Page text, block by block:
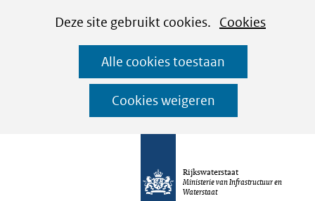
CookiesDeze site gebruikt cookies. Cookies
Alle cookies toestaan
Cookies weigeren
Ga
naar
de
inhoud
Rijkswaterstaat
Ministerie van Infrastructuur en
Waterstaat